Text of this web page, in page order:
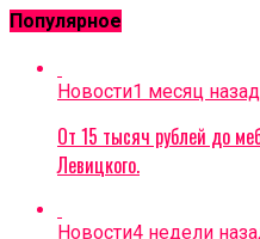
Популярное
Новости1 месяц назад
От 15 тысяч рублей до
Левицкого.
Новости4 недели